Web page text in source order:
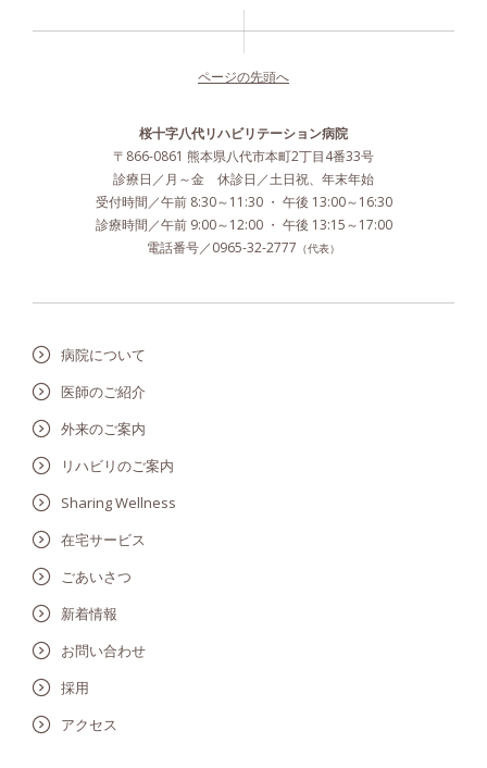
ページの先頭へ
桜十字八代リハビリテーション病院
〒866-0861 熊本県八代市本町2丁目4番33号
診療日／月～金 休診日／土日祝、年末年始
受付時間／午前 8:30～11:30 ・ 午後 13:00～16:30
診療時間／午前 9:00～12:00 ・ 午後 13:15～17:00
電話番号／0965-32-2777 （代表）
病院について
医師のご紹介
外来のご案内
リハビリのご案内
Sharing Wellness
在宅サービス
ごあいさつ
新着情報
お問い合わせ
採用
アクセス